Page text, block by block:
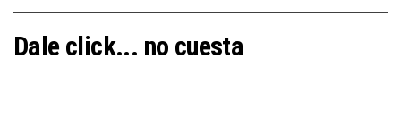
Dale click... no cuesta